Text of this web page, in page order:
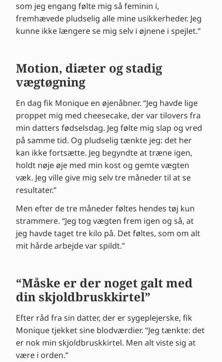
som jeg engang følte mig så feminin i,
fremhævede pludselig alle mine usikkerheder. Jeg
kunne ikke længere se mig selv i øjnene i spejlet.”
Motion, diæter og stadig
vægtøgning
En dag fik Monique en øjenåbner. “Jeg havde lige
proppet mig med cheesecake, der var tilovers fra
min datters fødselsdag. Jeg følte mig slap og vred
på samme tid. Og pludselig tænkte jeg: det her
kan ikke fortsætte. Jeg begyndte at træne igen,
holdt nøje øje med min kost og gemte vægten
væk. Jeg ville give mig selv tre måneder til at se
resultater.”
Men efter de tre måneder føltes hendes tøj kun
strammere. “Jeg tog vægten frem igen og så, at
jeg havde taget tre kilo på. Det føltes, som om alt
mit hårde arbejde var spildt.”
“Måske er der noget galt med
din skjoldbruskkirtel”
Efter råd fra sin datter, der er sygeplejerske, fik
Monique tjekket sine blodværdier. “Jeg tænkte: det
er nok min skjoldbruskkirtel. Men alt viste sig at
være i orden.”